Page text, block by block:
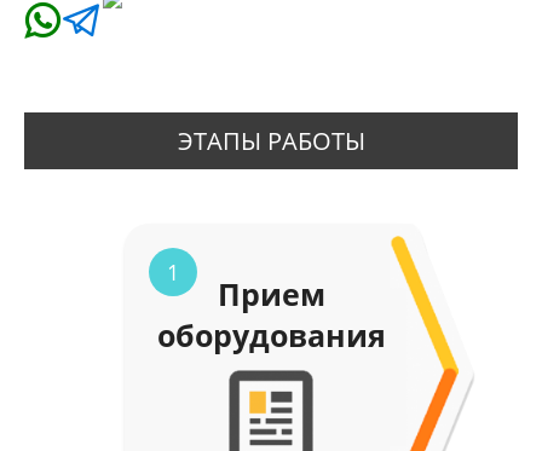
ЭТАПЫ РАБОТЫ
1
Прием
оборудования